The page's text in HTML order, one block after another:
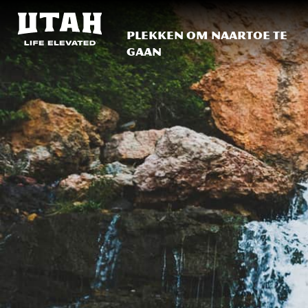
Skip to content
Plekken om naartoe te
gaan